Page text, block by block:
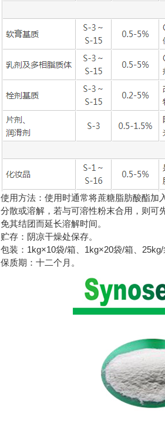
使用方法：使用时通常将蔗糖脂肪酸酯加
分散或溶解，若与可溶性粉末合用，则可
免其结团而延长溶解时间。
贮存：阴凉干燥处保存。
包装：1kg×10袋/箱、1kg×20袋/箱、25kg/
保质期：十二个月。